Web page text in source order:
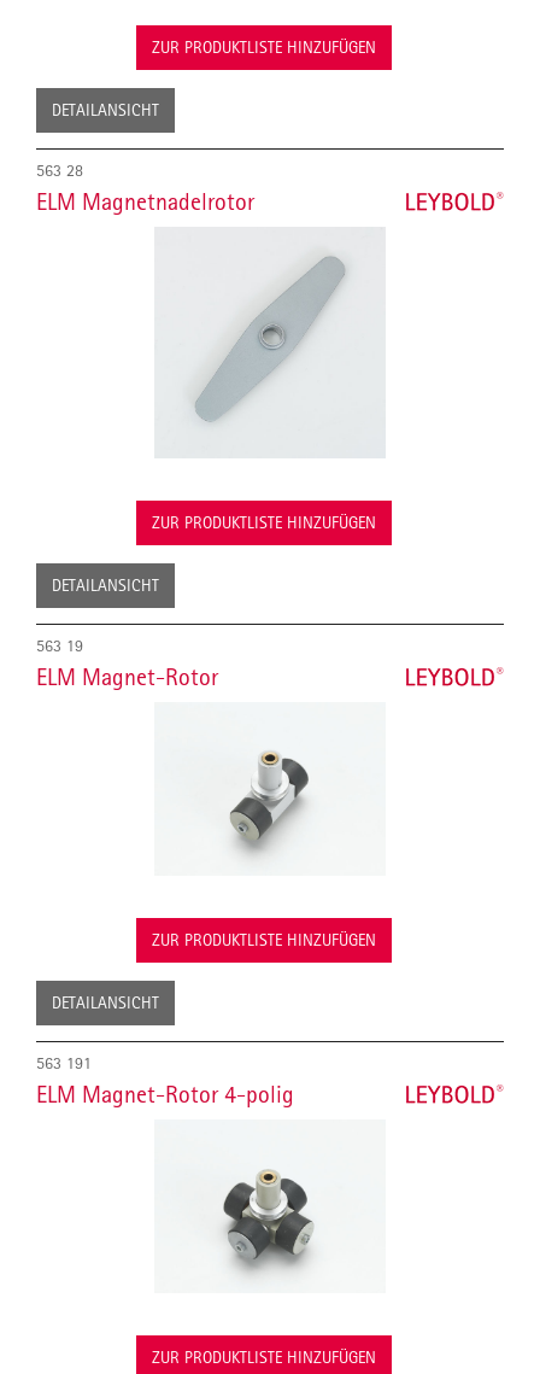
ZUR PRODUKTLISTE HINZUFÜGEN
DETAILANSICHT
563 28
ELM Magnetnadelrotor
ZUR PRODUKTLISTE HINZUFÜGEN
DETAILANSICHT
563 19
ELM Magnet-Rotor
ZUR PRODUKTLISTE HINZUFÜGEN
DETAILANSICHT
563 191
ELM Magnet-Rotor 4-polig
ZUR PRODUKTLISTE HINZUFÜGEN